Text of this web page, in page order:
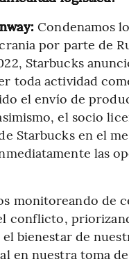
Condenamos
por parte de
Starbucks
toda actividad
el envío de
el socio
Starbucks en el
las
monitoreando de
conflicto,
bienestar de
en nuestra toma